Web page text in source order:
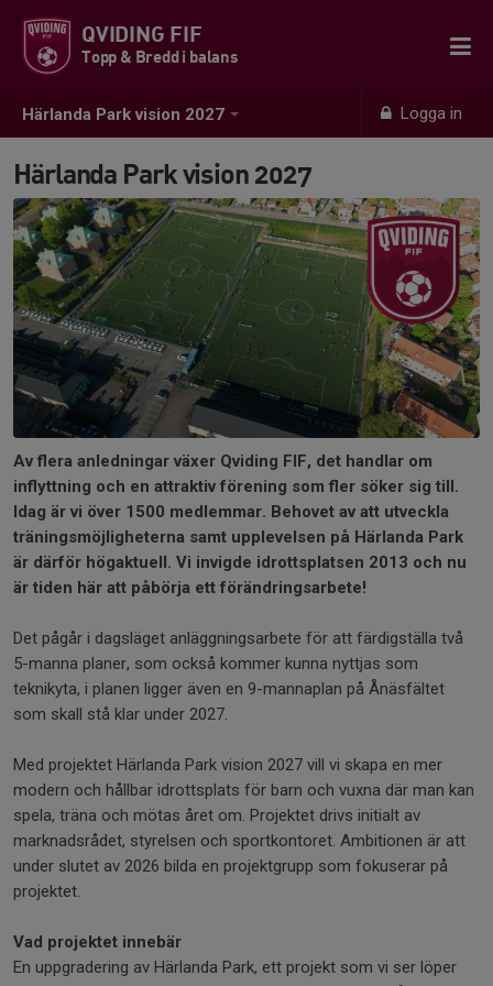
Härlanda Park vision 2027 Logga in
QVIDING FIF
Topp & Bredd i balans
Härlanda Park vision 2027
Av flera anledningar växer Qviding FIF, det handlar om
inflyttning och en attraktiv förening som fler söker sig till.
Idag är vi över 1500 medlemmar. Behovet av att utveckla
träningsmöjligheterna samt upplevelsen på Härlanda Park
är därför högaktuell. Vi invigde idrottsplatsen 2013 och nu
är tiden här att påbörja ett förändringsarbete!
Det pågår i dagsläget anläggningsarbete för att färdigställa två
5-manna planer, som också kommer kunna nyttjas som
teknikyta, i planen ligger även en 9-mannaplan på Ånäsfältet
som skall stå klar under 2027.
Med projektet Härlanda Park vision 2027 vill vi skapa en mer
modern och hållbar idrottsplats för barn och vuxna där man kan
spela, träna och mötas året om. Projektet drivs initialt av
marknadsrådet, styrelsen och sportkontoret. Ambitionen är att
under slutet av 2026 bilda en projektgrupp som fokuserar på
projektet.
Vad projektet innebär
En uppgradering av Härlanda Park, ett projekt som vi ser löper